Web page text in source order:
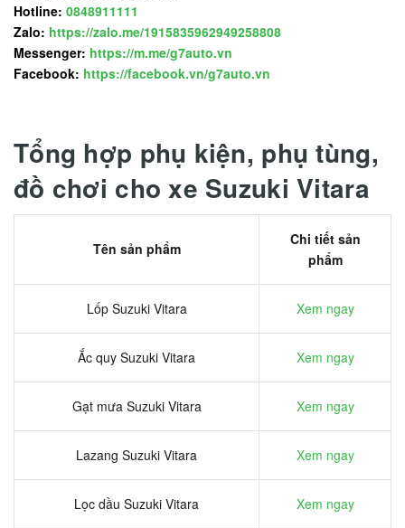
Hotline: 0848911111
Zalo: https://zalo.me/1915835962949258808
Messenger: https://m.me/g7auto.vn
Facebook: https://facebook.vn/g7auto.vn
Tổng hợp phụ kiện, phụ tùng,
đồ chơi cho xe Suzuki Vitara
Tên sản phẩm
Chi tiết sản
phẩm
Lốp Suzuki Vitara Xem ngay
Ắc quy Suzuki Vitara Xem ngay
Gạt mưa Suzuki Vitara Xem ngay
Lazang Suzuki Vitara Xem ngay
Lọc dầu Suzuki Vitara Xem ngay